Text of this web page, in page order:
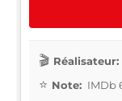
Réalisateur:
Note: IMDb